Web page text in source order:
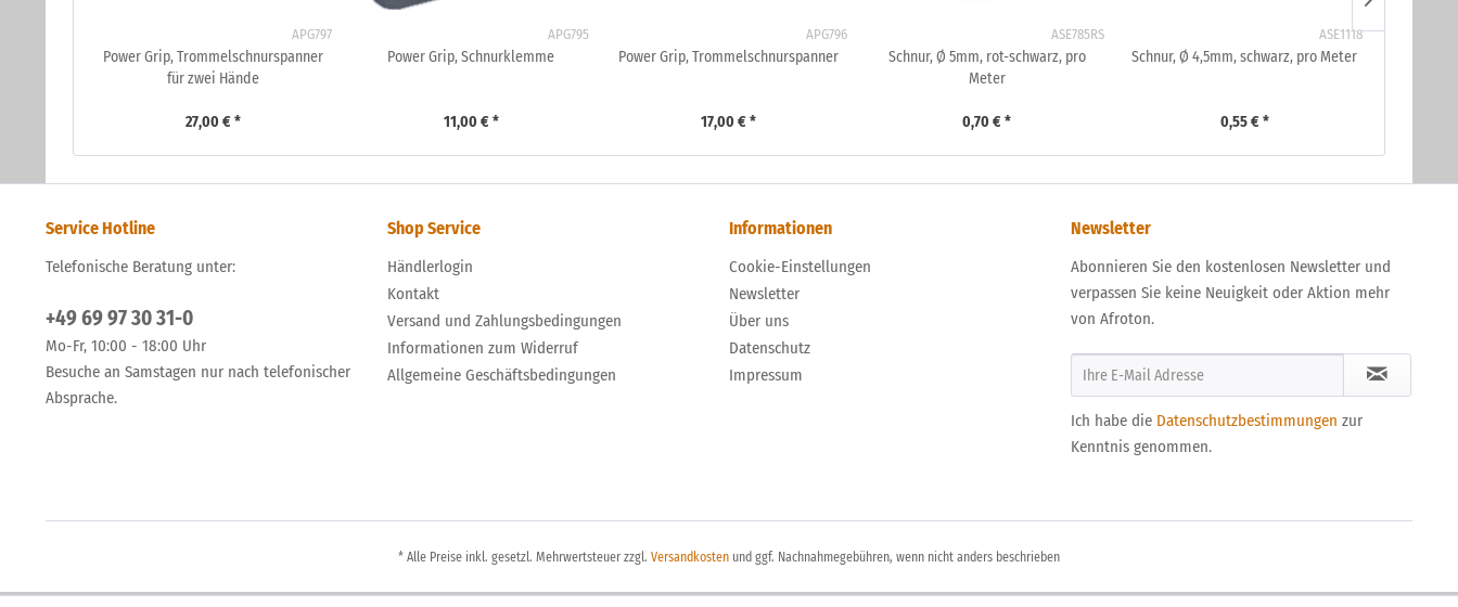
APG797
Power Grip, Trommelschnurspanner
für zwei Hände
27,00 € *
APG795
Power Grip, Schnurklemme
11,00 € *
APG796
Power Grip, Trommelschnurspanner
17,00 € *
ASE785RS
Schnur, Ø 5mm, rot-schwarz, pro
Meter
0,70 € *
ASE1118
Schnur, Ø 4,5mm, schwarz, pro Meter
0,55 € *
Service Hotline
Telefonische Beratung unter:
+49 69 97 30 31-0
Mo-Fr, 10:00 - 18:00 Uhr
Besuche an Samstagen nur nach telefonischer
Absprache.
Shop Service
Händlerlogin
Kontakt
Versand und Zahlungsbedingungen
Informationen zum Widerruf
Allgemeine Geschäftsbedingungen
Informationen
Cookie-Einstellungen
Newsletter
Über uns
Datenschutz
Impressum
Newsletter
Abonnieren Sie den kostenlosen Newsletter und
verpassen Sie keine Neuigkeit oder Aktion mehr
von Afroton.
Ich habe die Datenschutzbestimmungen zur
Kenntnis genommen.
* Alle Preise inkl. gesetzl. Mehrwertsteuer zzgl. Versandkosten und ggf. Nachnahmegebühren, wenn nicht anders beschrieben